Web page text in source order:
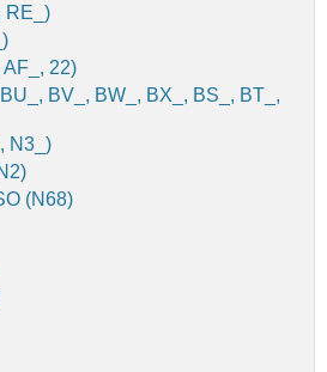
RE_)
AF_, 22)
BV_, BW_, BX_, BS_, BT_,
N3_)
(N68)